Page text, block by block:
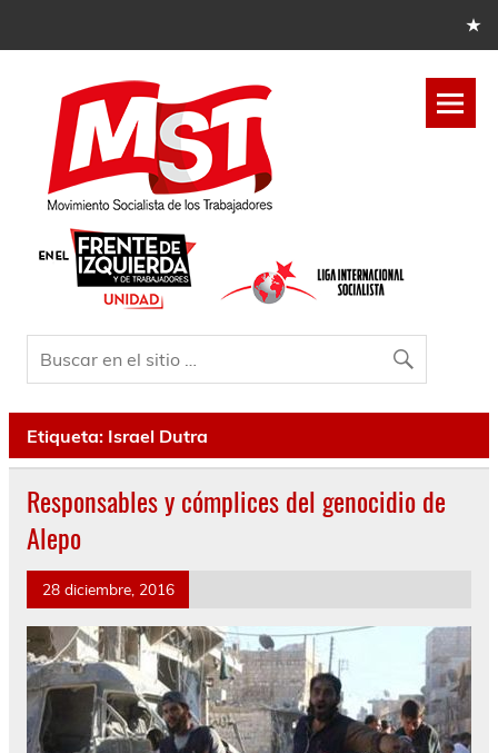
Etiqueta: Israel Dutra
Responsables y cómplices del genocidio de
Alepo
28 diciembre, 2016